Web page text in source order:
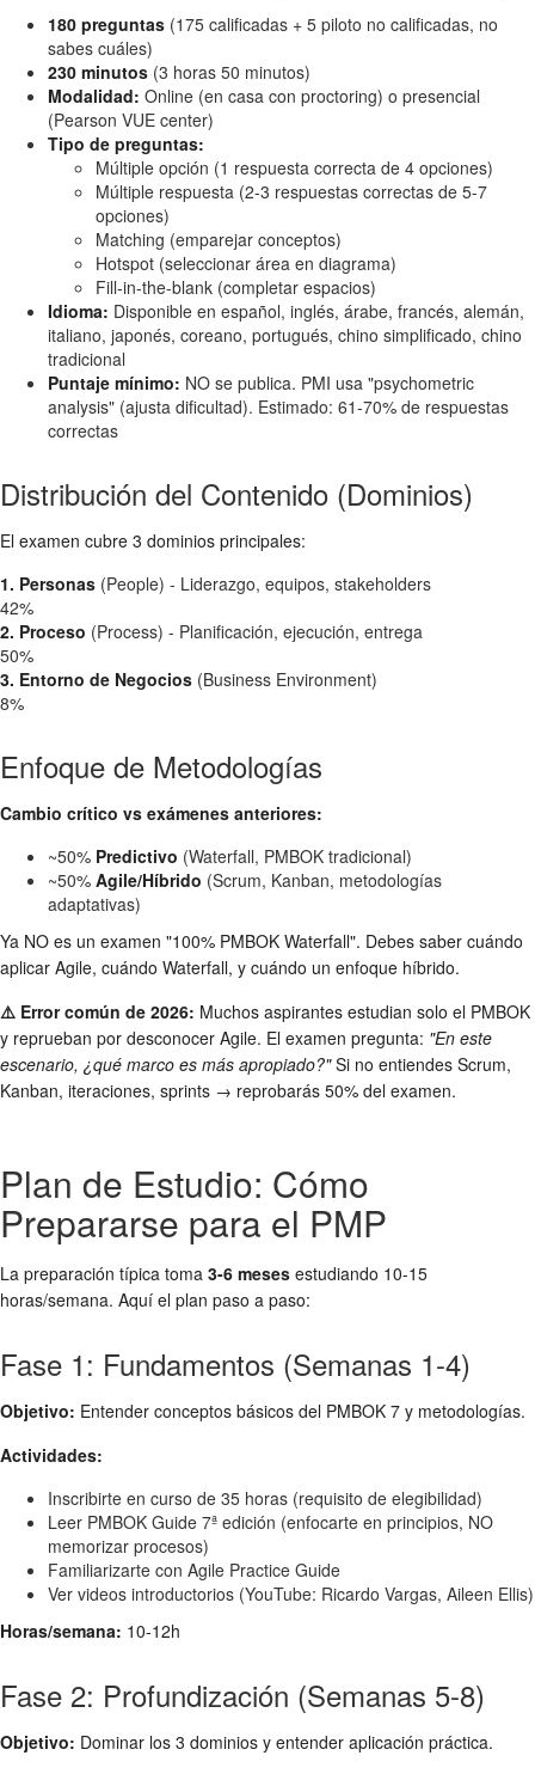
180 preguntas (175 calificadas + 5 piloto no calificadas, no
sabes cuáles)
230 minutos (3 horas 50 minutos)
Modalidad: Online (en casa con proctoring) o presencial
(Pearson VUE center)
Tipo de preguntas:
Múltiple opción (1 respuesta correcta de 4 opciones)
Múltiple respuesta (2-3 respuestas correctas de 5-7
opciones)
Matching (emparejar conceptos)
Hotspot (seleccionar área en diagrama)
Fill-in-the-blank (completar espacios)
Idioma: Disponible en español, inglés, árabe, francés, alemán,
italiano, japonés, coreano, portugués, chino simplificado, chino
tradicional
Puntaje mínimo: NO se publica. PMI usa "psychometric
analysis" (ajusta dificultad). Estimado: 61-70% de respuestas
correctas
Distribución del Contenido (Dominios)
El examen cubre 3 dominios principales:
1. Personas (People) - Liderazgo, equipos, stakeholders
42%
2. Proceso (Process) - Planificación, ejecución, entrega
50%
3. Entorno de Negocios (Business Environment)
8%
Enfoque de Metodologías
Cambio crítico vs exámenes anteriores:
~50% Predictivo (Waterfall, PMBOK tradicional)
~50% Agile/Híbrido (Scrum, Kanban, metodologías
adaptativas)
Ya NO es un examen "100% PMBOK Waterfall". Debes saber cuándo
aplicar Agile, cuándo Waterfall, y cuándo un enfoque híbrido.
⚠️ Error común de 2026: Muchos aspirantes estudian solo el PMBOK
y reprueban por desconocer Agile. El examen pregunta: "En este
escenario, ¿qué marco es más apropiado?"Si no entiendes Scrum,
Kanban, iteraciones, sprints → reprobarás 50% del examen.
Plan de Estudio: Cómo
Prepararse para el PMP
La preparación típica toma 3-6 meses estudiando 10-15
horas/semana. Aquí el plan paso a paso:
Fase 1: Fundamentos (Semanas 1-4)
Objetivo: Entender conceptos básicos del PMBOK 7 y metodologías.
Actividades:
Inscribirte en curso de 35 horas (requisito de elegibilidad)
Leer PMBOK Guide 7ª edición (enfocarte en principios, NO
memorizar procesos)
Familiarizarte con Agile Practice Guide
Ver videos introductorios (YouTube: Ricardo Vargas, Aileen Ellis)
Horas/semana: 10-12h
Fase 2: Profundización (Semanas 5-8)
Objetivo: Dominar los 3 dominios y entender aplicación práctica.